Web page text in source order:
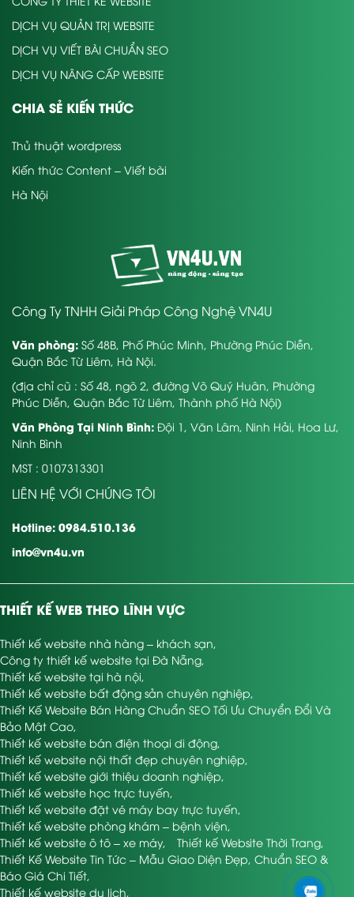
DỊCH VỤ QUẢN TRỊ WEBSITE
DỊCH VỤ VIẾT BÀI CHUẨN SEO
DỊCH VỤ NÂNG CẤP WEBSITE
CHIA SẺ KIẾN THỨC
Thủ thuật wordpress
Kiến thức Content – Viết bài
Hà Nội
Công Ty TNHH Giải Pháp Công Nghệ VN4U
Văn phòng: Số 48B, Phố Phúc Minh, Phường Phúc Diễn,
Quận Bắc Từ Liêm, Hà Nội.
(địa chỉ cũ : Số 48, ngõ 2, đường Võ Quý Huân, Phường
Phúc Diễn, Quận Bắc Từ Liêm, Thành phố Hà Nội)
Văn Phòng Tại Ninh Bình: Đội 1, Văn Lâm, Ninh Hải, Hoa Lư,
Ninh Bình
MST : 0107313301
LIÊN HỆ VỚI CHÚNG TÔI
Hotline: 0984.510.136
info@vn4u.vn
THIẾT KẾ WEB THEO LĨNH VỰC
Thiết kế website nhà hàng – khách sạn
Công ty thiết kế website tại Đà Nẵng
Thiết kế website tại hà nội
Thiết kế website bất động sản chuyên nghiệp
Thiết Kế Website Bán Hàng Chuẩn SEO Tối Ưu Chuyển Đổi Và
Bảo Mật Cao
Thiết kế website bán điện thoại di động
Thiết kế website nội thất đẹp chuyên nghiệp
Thiết kế website giới thiệu doanh nghiệp
Thiết kế website học trực tuyến
Thiết kế website đặt vé máy bay trực tuyến
Thiết kế website phòng khám – bệnh viện
Thiết kế website ô tô – xe máy, Thiết kế Website Thời Trang
Thiết Kế Website Tin Tức – Mẫu Giao Diện Đẹp, Chuẩn SEO &
Báo Giá Chi Tiết
Thiết kế website du lịch